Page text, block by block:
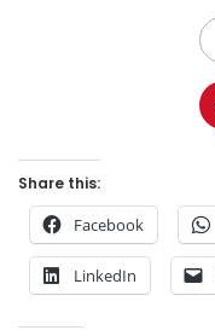
Share this:
Facebook
LinkedIn